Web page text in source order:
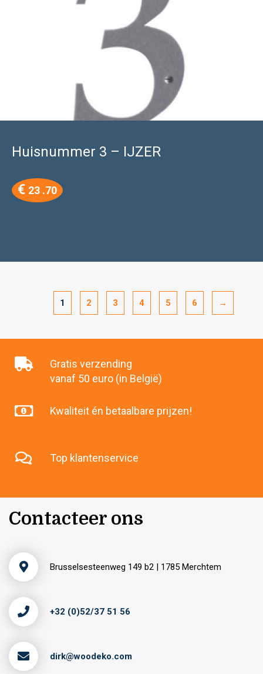
Huisnummer 3 – IJZER
€ 23 .70
1 2 3 4 5 6 →
Gratis verzending
vanaf 50 euro (in België)
Kwaliteit én betaalbare prijzen!
Top klantenservice
Contacteer ons
Brusselsesteenweg 149 b2 | 1785 Merchtem
+32 (0)52/37 51 56
dirk@woodeko.com